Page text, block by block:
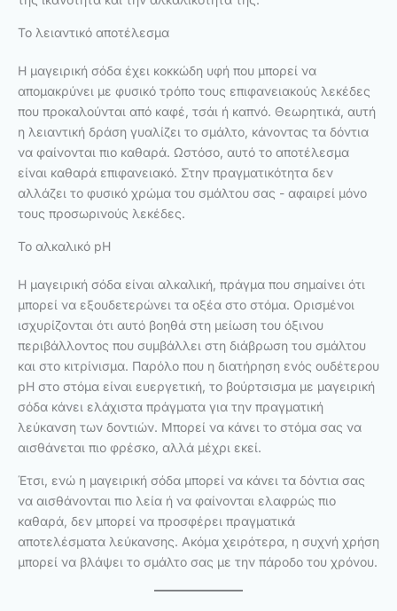
Το λειαντικό αποτέλεσμα
Η μαγειρική σόδα έχει κοκκώδη υφή που μπορεί να
απομακρύνει με φυσικό τρόπο τους επιφανειακούς λεκέδες
που προκαλούνται από καφέ, τσάι ή καπνό. Θεωρητικά, αυτή
η λειαντική δράση γυαλίζει το σμάλτο, κάνοντας τα δόντια
να φαίνονται πιο καθαρά. Ωστόσο, αυτό το αποτέλεσμα
είναι καθαρά επιφανειακό. Στην πραγματικότητα δεν
αλλάζει το φυσικό χρώμα του σμάλτου σας - αφαιρεί μόνο
τους προσωρινούς λεκέδες.
Το αλκαλικό pH
Η μαγειρική σόδα είναι αλκαλική, πράγμα που σημαίνει ότι
μπορεί να εξουδετερώνει τα οξέα στο στόμα. Ορισμένοι
ισχυρίζονται ότι αυτό βοηθά στη μείωση του όξινου
περιβάλλοντος που συμβάλλει στη διάβρωση του σμάλτου
και στο κιτρίνισμα. Παρόλο που η διατήρηση ενός ουδέτερου
pH στο στόμα είναι ευεργετική, το βούρτσισμα με μαγειρική
σόδα κάνει ελάχιστα πράγματα για την πραγματική
λεύκανση των δοντιών. Μπορεί να κάνει το στόμα σας να
αισθάνεται πιο φρέσκο, αλλά μέχρι εκεί.
Έτσι, ενώ η μαγειρική σόδα μπορεί να κάνει τα δόντια σας
να αισθάνονται πιο λεία ή να φαίνονται ελαφρώς πιο
καθαρά, δεν μπορεί να προσφέρει πραγματικά
αποτελέσματα λεύκανσης. Ακόμα χειρότερα, η συχνή χρήση
μπορεί να βλάψει το σμάλτο σας με την πάροδο του χρόνου.